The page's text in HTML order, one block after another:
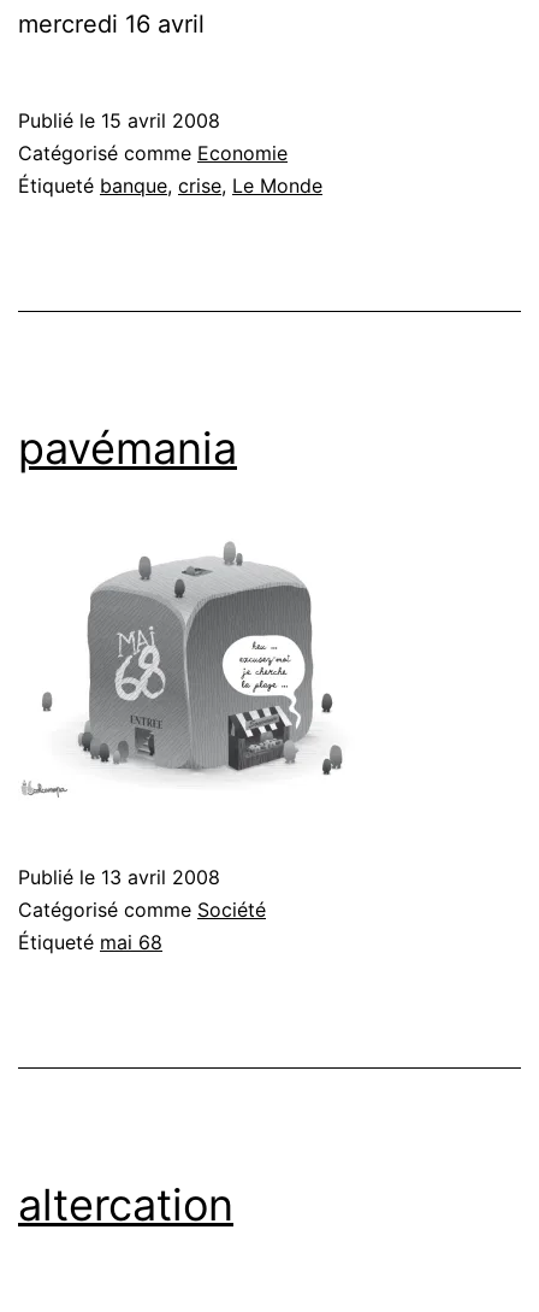
mercredi 16 avril
Publié le 15 avril 2008
Catégorisé comme Economie
Étiqueté banque, crise, Le Monde
pavémania
Publié le 13 avril 2008
Catégorisé comme Société
Étiqueté mai 68
altercation